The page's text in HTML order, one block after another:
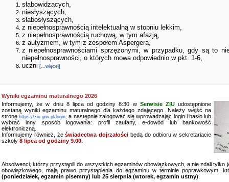
słabowidzących,
niesłyszących,
słabosłyszących,
z niepełnosprawnością intelektualną w stopniu lekkim,
z niepełnosprawnością ruchową, w tym afazją,
z autyzmem, w tym z zespołem Aspergera,
z niepełnosprawnościami sprzężonymi, w przypadku, gdy są to
niepełnosprawności, o których mowa odpowiednio w pkt. 1-6,
uczni [...więcej]
Wyniki egzaminu maturalnego 2026
Informujemy, że w dniu 8 lipca od godziny 8:30 w Serwisie ZIU udostępnione
zostaną wyniki egzaminu maturalnego dla każdego zdającego. Należy wejść na
stronęhttps://ziu.gov.pl/login, a następnie zalogować się wprowadzając login i hasło lub
wybrać inny sposób logowania: profil zaufany, e-dowód lub bankowość
elektroniczną.
Informujemy również, żeświadectwa dojrzałości będą do odbioru w sekretariacie
szkoły 8 lipca od godziny 9.00.
Absolwenci, którzy przystąpili do wszystkich egzaminów obowiązkowych, a nie zdali tylko
obowiązkowego, mają prawo przystąpienia do egzaminu w terminie poprawkowym,
(poniedziałek, egzamin pisemny) lub 25 sierpnia (wtorek, egzamin ustny)